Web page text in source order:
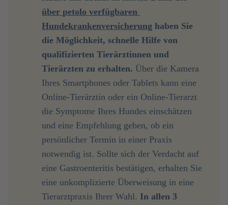
über petolo verfügbaren
Hundekrankenversicherung haben Sie
die Möglichkeit, schnelle Hilfe von
qualifizierten Tierärztinnen und
Tierärzten zu erhalten. Über die Kamera
Ihres Smartphones oder Tablets kann eine
Online-Tierärztin oder ein Online-Tierarzt
die Symptome Ihres Hundes einschätzen
und eine Empfehlung geben, ob ein
persönlicher Termin in einer Praxis
notwendig ist. Sollte sich der Verdacht auf
eine Gastroenteritis bestätigen, erhalten Sie
eine unkomplizierte Überweisung in eine
Tierarztpraxis Ihrer Wahl. In allen 3